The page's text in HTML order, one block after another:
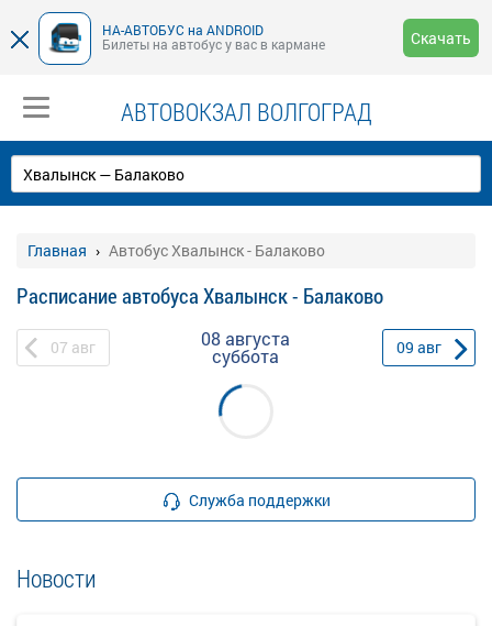
НА-АВТОБУС на ANDROID
Билеты на автобус у вас в кармане
Скачать
АВТОВОКЗАЛ ВОЛГОГРАД
Главная Автобус Хвалынск - Балаково
Расписание автобуса Хвалынск - Балаково
07 авг 08 августа
суббота 09 авг
Служба поддержки
Новости